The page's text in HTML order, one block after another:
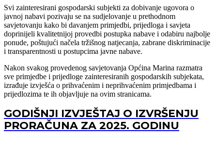
Svi zainteresirani gospodarski subjekti za dobivanje ugovora o
javnoj nabavi pozivaju se na sudjelovanje u prethodnom
savjetovanju kako bi davanjem primjedbi, prijedloga i savjeta
doprinijeli kvalitetnijoj provedbi postupka nabave i odabiru najbolje
ponude, poštujući načela tržišnog natjecanja, zabrane diskriminacije
i transparentnosti u postupcima javne nabave.
Nakon svakog provedenog savjetovanja Općina Marina razmatra
sve primjedbe i prijedloge zainteresiranih gospodarskih subjekata,
izrađuje izvješća o prihvaćenim i neprihvaćenim primjedbama i
prijedlozima te ih objavljuje na ovim stranicama.
GODIŠNJI IZVJEŠTAJ O IZVRŠENJU
PRORAČUNA ZA 2025. GODINU